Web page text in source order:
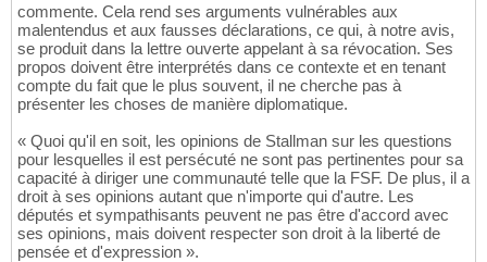
commente. Cela rend ses arguments vulnérables aux
malentendus et aux fausses déclarations, ce qui, à notre avis,
se produit dans la lettre ouverte appelant à sa révocation. Ses
propos doivent être interprétés dans ce contexte et en tenant
compte du fait que le plus souvent, il ne cherche pas à
présenter les choses de manière diplomatique.
« Quoi qu'il en soit, les opinions de Stallman sur les questions
pour lesquelles il est persécuté ne sont pas pertinentes pour sa
capacité à diriger une communauté telle que la FSF. De plus, il a
droit à ses opinions autant que n'importe qui d'autre. Les
députés et sympathisants peuvent ne pas être d'accord avec
ses opinions, mais doivent respecter son droit à la liberté de
pensée et d'expression ».